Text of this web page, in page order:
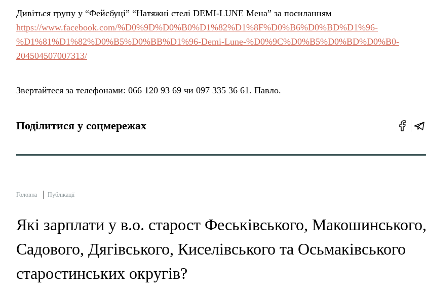
Дивіться групу у “Фейсбуці” “Натяжні стелі DEMI-LUNE Мена” за посиланням
https://www.facebook.com/%D0%9D%D0%B0%D1%82%D1%8F%D0%B6%D0%BD%D1%96-
%D1%81%D1%82%D0%B5%D0%BB%D1%96-Demi-Lune-%D0%9C%D0%B5%D0%BD%D0%B0-
204504507007313/
Звертайтеся за телефонами: 066 120 93 69 чи 097 335 36 61. Павло.
Поділитися у соцмережах
Головна Публікації
Які зарплати у в.о. старост Феськівського, Макошинського,
Садового, Дягівського, Киселівського та Осьмаківського
старостинських округів?